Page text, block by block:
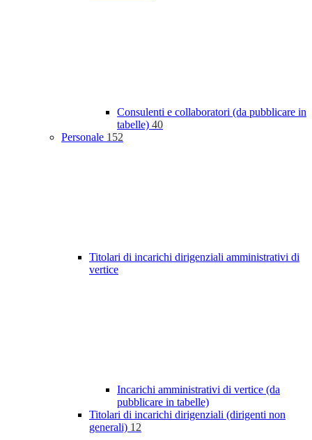
Consulenti e collaboratori (da pubblicare in
tabelle) 40
Personale 152
Titolari di incarichi dirigenziali amministrativi di
vertice
Incarichi amministrativi di vertice (da
pubblicare in tabelle)
Titolari di incarichi dirigenziali (dirigenti non
generali) 12